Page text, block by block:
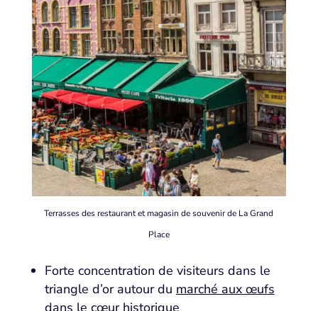
Terrasses des restaurant et magasin de souvenir de La Grand
Place
Forte concentration de visiteurs dans le
triangle d’or autour du marché aux œufs
dans le cœur historique